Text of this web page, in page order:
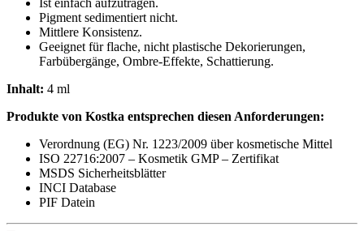
Pigment sedimentiert nicht.
Mittlere Konsistenz.
Geeignet für flache, nicht plastische Dekorierungen,
Farbübergänge, Ombre-Effekte, Schattierung.
Inhalt: 4 ml
Produkte von Kostka entsprechen diesen Anforderungen:
Verordnung (EG) Nr. 1223/2009 über kosmetische Mittel
ISO 22716:2007 – Kosmetik GMP – Zertifikat
MSDS Sicherheitsblätter
INCI Database
PIF Datein